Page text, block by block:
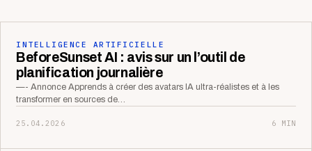
INTELLIGENCE ARTIFICIELLE
BeforeSunset AI : avis sur un l’outil de
planification journalière
—- Annonce Apprends à créer des avatars IA ultra-réalistes et à les
transformer en sources de…
25.04.2026 6 MIN